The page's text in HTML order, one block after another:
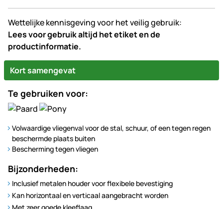
Wettelijke kennisgeving voor het veilig gebruik:
Lees voor gebruik altijd het etiket en de
productinformatie.
Kort samengevat
Te gebruiken voor:
Volwaardige vliegenval voor de stal, schuur, of een tegen regen
beschermde plaats buiten
Bescherming tegen vliegen
Bijzonderheden:
Inclusief metalen houder voor flexibele bevestiging
Kan horizontaal en verticaal aangebracht worden